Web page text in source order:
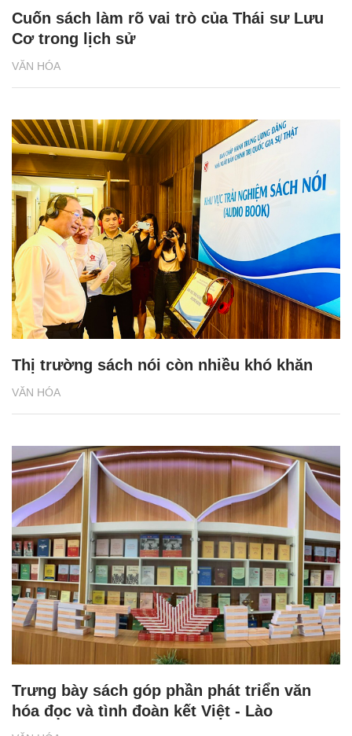
VĂN HÓA
Cuốn sách làm rõ vai trò của Thái sư Lưu
Cơ trong lịch sử
VĂN HÓA
Thị trường sách nói còn nhiều khó khăn
Trưng bày sách góp phần phát triển văn
hóa đọc và tình đoàn kết Việt - Lào